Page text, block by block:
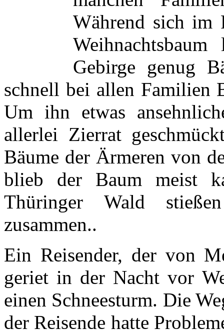
Während sich im
Gebirge genug
schnell bei allen Familien
Um ihn etwas
allerlei Zierrat
Bäume der Ärmeren von
blieb der Baum meist
Thüringer Wald
zusammen..
Ein Reisender, der von
geriet in der Nacht vor
einen Schneesturm. Die
der Reisende hatte